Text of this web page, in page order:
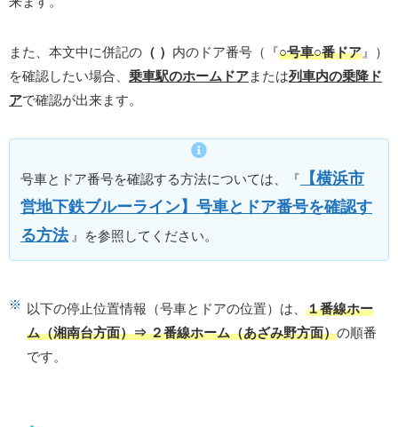
また、本文中に併記の （ ） 内のドア番号（『○号車○番ドア 』）
を確認したい場合、 乗車駅のホームドアまたは列車内の乗降ド
アで確認が出来ます。
号車とドア番号を確認する方法については、『
【横浜市
営地下鉄ブルーライン】号車とドア番号を確認す
る方法 』を参照してください。
以下の停止位置情報（号車とドアの位置）は、 １番線ホー
ム（湘南台方面）⇒ ２番線ホーム（あざみ野方面）の順番
です。